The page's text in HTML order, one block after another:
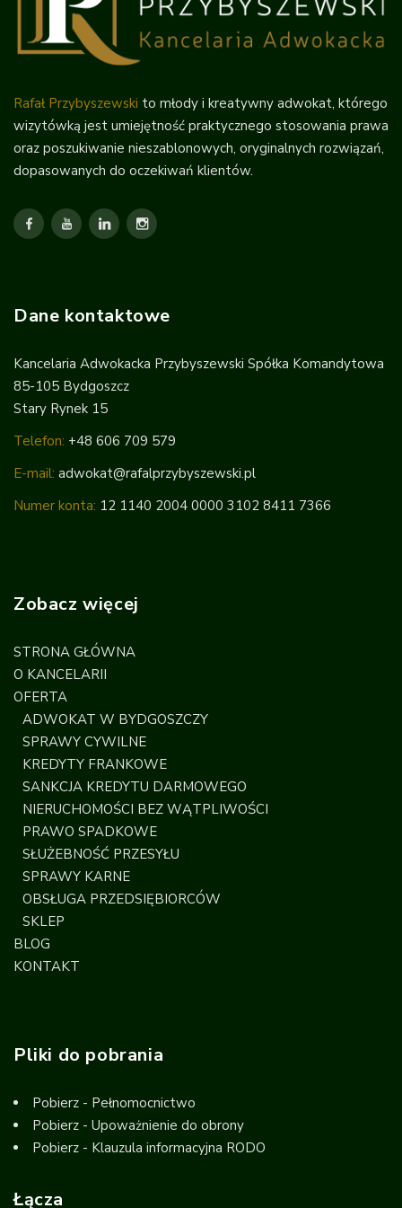
Rafał Przybyszewski to młody i kreatywny adwokat, którego
wizytówką jest umiejętność praktycznego stosowania prawa
oraz poszukiwanie nieszablonowych, oryginalnych rozwiązań,
dopasowanych do oczekiwań klientów.
Dane kontaktowe
Kancelaria Adwokacka Przybyszewski Spółka Komandytowa
85-105 Bydgoszcz
Stary Rynek 15
Telefon: +48 606 709 579
E-mail: adwokat@rafalprzybyszewski.pl
Numer konta: 12 1140 2004 0000 3102 8411 7366
Zobacz więcej
STRONA GŁÓWNA
O KANCELARII
OFERTA
ADWOKAT W BYDGOSZCZY
SPRAWY CYWILNE
KREDYTY FRANKOWE
SANKCJA KREDYTU DARMOWEGO
NIERUCHOMOŚCI BEZ WĄTPLIWOŚCI
PRAWO SPADKOWE
SŁUŻEBNOŚĆ PRZESYŁU
SPRAWY KARNE
OBSŁUGA PRZEDSIĘBIORCÓW
SKLEP
BLOG
KONTAKT
Pliki do pobrania
Pobierz - Pełnomocnictwo
Pobierz - Upoważnienie do obrony
Pobierz - Klauzula informacyjna RODO
Łącza